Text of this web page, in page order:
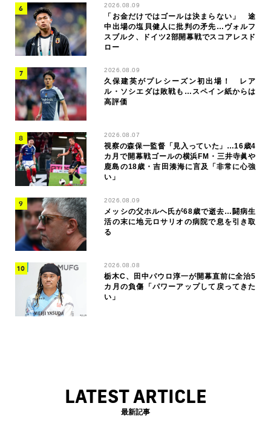
2026.08.09
「お金だけではゴールは決まらない」 途
中出場の塩貝健人に批判の矛先…ヴォルフ
スブルク、ドイツ2部開幕戦でスコアレスド
ロー
2026.08.09
久保建英がプレシーズン初出場！ レア
ル・ソシエダは敗戦も…スペイン紙からは
高評価
2026.08.07
視察の森保一監督「見入っていた」…16歳4
カ月で開幕戦ゴールの横浜FM・三井寺眞や
鹿島の18歳・吉田湊海に言及「非常に心強
い」
2026.08.09
メッシの父ホルヘ氏が68歳で逝去…闘病生
活の末に地元ロサリオの病院で息を引き取
る
2026.08.08
栃木C、田中パウロ淳一が開幕直前に全治5
カ月の負傷「パワーアップして戻ってきた
い」
LATEST ARTICLE
最新記事